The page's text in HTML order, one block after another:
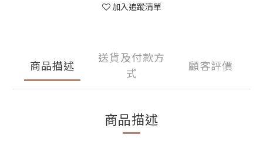
加入追蹤清單
商品描述
送貨及付款方
式
顧客評價
商品描述